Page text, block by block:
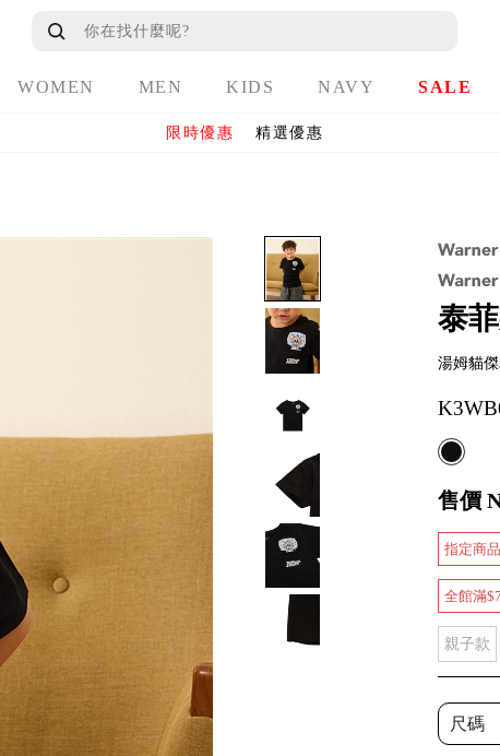
WOMEN MEN KIDS NAVY SALE
限時優惠 精選優惠
泰
湯姆貓
售價
指定商
全館滿
親子款
尺碼